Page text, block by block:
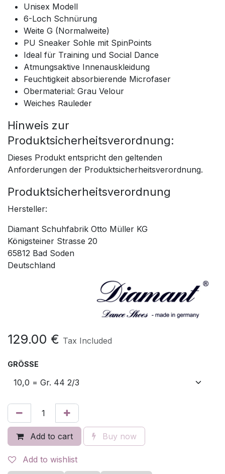
Unisex Modell
6-Loch Schnürung
Weite G (Normalweite)
PU Sneaker Sohle mit SpinPoints
Ideal für Training und Social Dance
Atmungsaktive Innenauskleidung
Feuchtigkeit absorbierende Microfaser
Obermaterial: Grau Velour
Weiches Rauleder
Hinweis zur
Produktsicherheitsverordnung:
Dieses Produkt entspricht den geltenden
Anforderungen der Produktsicherheitsverordnung.
Produktsicherheitsverordnung
Hersteller:
Diamant Schuhfabrik Otto Müller KG
Königsteiner Strasse 20
65812 Bad Soden
Deutschland
129.00 € Tax Included
GRÖSSE
Add to cart Buy now
Add to wishlist